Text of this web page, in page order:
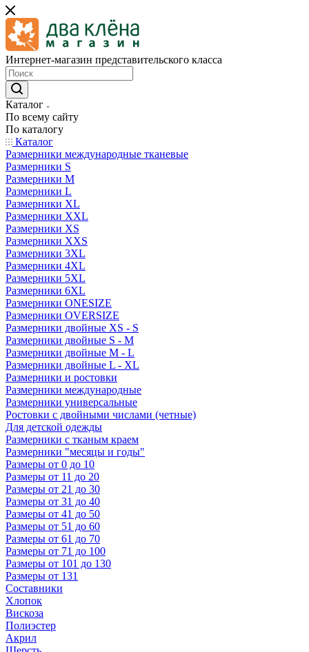
Интернет-магазин представительского класса
Каталог
По всему сайту
По каталогу
Каталог
Размерники международные тканевые
Размерники S
Размерники M
Размерники L
Размерники XL
Размерники XXL
Размерники XS
Размерники XXS
Размерники 3XL
Размерники 4XL
Размерники 5XL
Размерники 6XL
Размерники ONESIZE
Размерники OVERSIZE
Размерники двойные XS - S
Размерники двойные S - M
Размерники двойные M - L
Размерники двойные L - XL
Размерники и ростовки
Размерники международные
Размерники универсальные
Ростовки с двойными числами (четные)
Для детской одежды
Размерники с тканым краем
Размерники "месяцы и годы"
Размеры от 0 до 10
Размеры от 11 до 20
Размеры от 21 до 30
Размеры от 31 до 40
Размеры от 41 до 50
Размеры от 51 до 60
Размеры от 61 до 70
Размеры от 71 до 100
Размеры от 101 до 130
Размеры от 131
Составники
Хлопок
Вискоза
Полиэстер
Акрил